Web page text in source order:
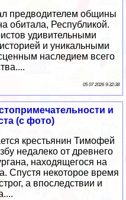
предводителем общины
обитала, Республикой.
удивительными
и уникальными
наследием всего
05 07 2026 9:32:38
и
(с фото)
крестьянин Тимофей
недалеко от древнего
находящегося на
Спустя некоторое время
а впоследствии и